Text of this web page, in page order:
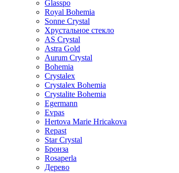
Glasspo
Royal Bohemia
Sonne Crystal
Хрустальное стекло
AS Crystal
Astra Gold
Aurum Crystal
Bohemia
Crystalex
Crystalex Bohemia
Crystalite Bohemia
Egermann
Evpas
Hertova Marie Hricakova
Repast
Star Crystal
Бронза
Rosaperla
Дерево